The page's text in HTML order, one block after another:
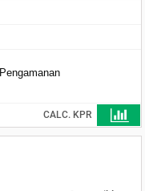
Pengamanan
CALC. KPR